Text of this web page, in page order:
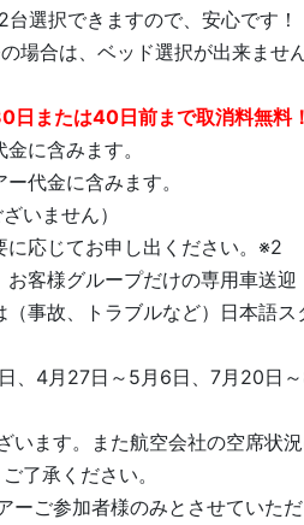
選択できますので、安心です！
場合は、ベッド選択が出来ませ
日または40日前まで取消料無料
に含みます。
代金に含みます。
いません）
応じてお申し出ください。※2
客様グループだけの専用車送迎
事故、トラブルなど）日本語
、4月27日～5月6日、7月20日
います。また航空会社の空席状
了承ください。
ーご参加者様のみとさせていた